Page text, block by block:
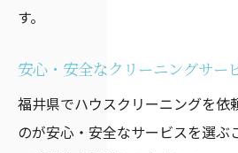
定期的なクリーニング
季節ごとの大掃除ポイ
プロに依頼する前の準
す。
安心・安全なクリーニングサー
福井県でハウスクリーニングを依
のが安心・安全なサービスを選ぶ